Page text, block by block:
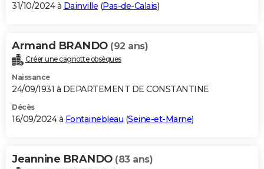
31/10/2024 à Dainville (Pas-de-Calais)
Armand BRANDO (92 ans)
Créer une cagnotte obsèques
Naissance
24/09/1931 à DEPARTEMENT DE CONSTANTINE
Décès
16/09/2024 à Fontainebleau (Seine-et-Marne)
Jeannine BRANDO (83 ans)